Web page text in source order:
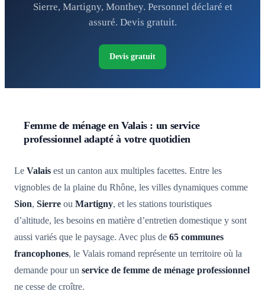
Sierre, Martigny, Monthey. Personnel déclaré et
assuré. Devis gratuit.
Devis gratuit
Femme de ménage en Valais : un service
professionnel adapté à votre quotidien
Le Valais est un canton aux multiples facettes. Entre les
vignobles de la plaine du Rhône, les villes dynamiques comme
Sion, Sierre ou Martigny, et les stations touristiques
d’altitude, les besoins en matière d’entretien domestique y sont
aussi variés que le paysage. Avec plus de 65 communes
francophones, le Valais romand représente un territoire où la
demande pour un service de femme de ménage professionnel
ne cesse de croître.